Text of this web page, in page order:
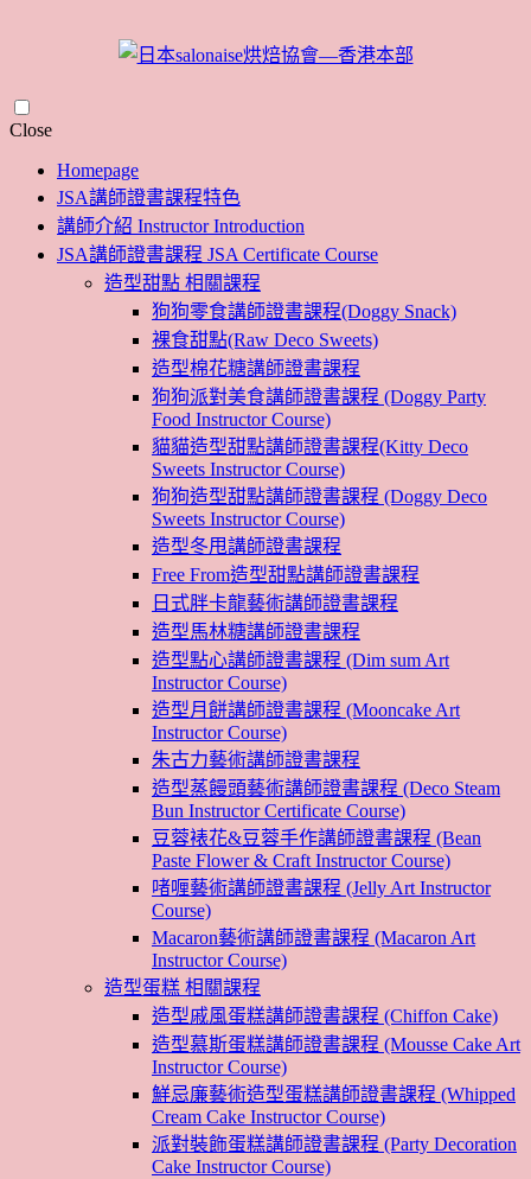
CloseSkip
content
Homepage
JSA講師證書課程特色
講師介紹 Instructor Introduction
JSA講師證書課程 JSA Certificate Course
造型甜點 相關課程
狗狗零食講師證書課程(Doggy Snack)
裸食甜點(Raw Deco Sweets)
造型棉花糖講師證書課程
狗狗派對美食講師證書課程 (Doggy Party
Food Instructor Course)
貓貓造型甜點講師證書課程(Kitty Deco
Sweets Instructor Course)
狗狗造型甜點講師證書課程 (Doggy Deco
Sweets Instructor Course)
造型冬甩講師證書課程
Free From造型甜點講師證書課程
日式胖卡龍藝術講師證書課程
造型馬林糖講師證書課程
造型點心講師證書課程 (Dim sum Art
Instructor Course)
造型月餅講師證書課程 (Mooncake Art
Instructor Course)
朱古力藝術講師證書課程
造型蒸饅頭藝術講師證書課程 (Deco Steam
Bun Instructor Certificate Course)
豆蓉裱花&豆蓉手作講師證書課程 (Bean
Paste Flower & Craft Instructor Course)
啫喱藝術講師證書課程 (Jelly Art Instructor
Course)
Macaron藝術講師證書課程 (Macaron Art
Instructor Course)
造型蛋糕 相關課程
造型戚風蛋糕講師證書課程 (Chiffon Cake)
造型慕斯蛋糕講師證書課程 (Mousse Cake Art
Instructor Course)
鮮忌廉藝術造型蛋糕講師證書課程 (Whipped
Cream Cake Instructor Course)
派對裝飾蛋糕講師證書課程 (Party Decoration
Cake Instructor Course)